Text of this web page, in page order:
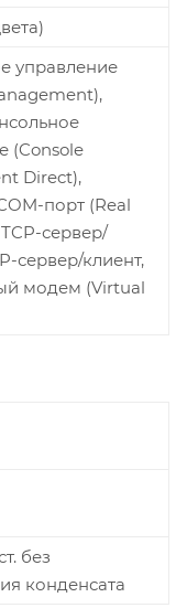
управление
(Console
Direct),
порт (Real
сервер/
сервер/клиент,
модем (Virtual
без
конденсата